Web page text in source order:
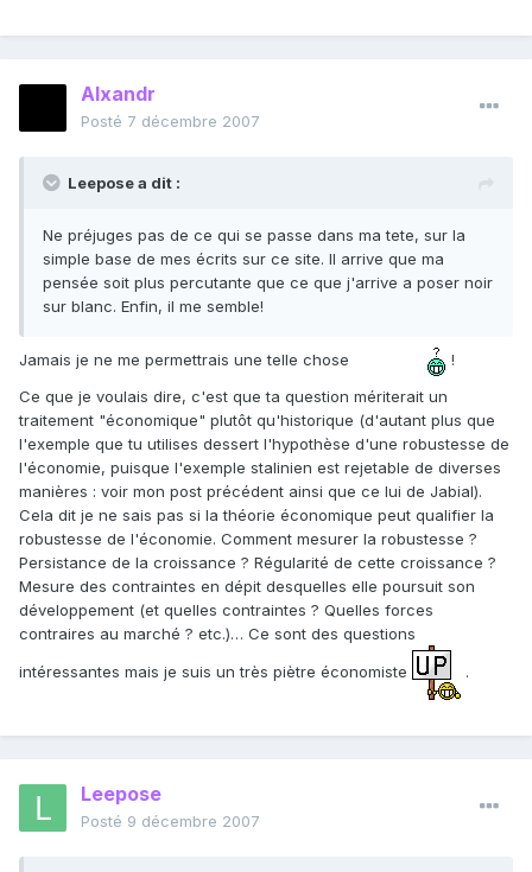
Alxandr
Posté 7 décembre 2007
Leepose a dit :
Ne préjuges pas de ce qui se passe dans ma tete, sur la
simple base de mes écrits sur ce site. Il arrive que ma
pensée soit plus percutante que ce que j'arrive a poser noir
sur blanc. Enfin, il me semble!
Jamais je ne me permettrais une telle chose
!
Ce que je voulais dire, c'est que ta question mériterait un
traitement "économique" plutôt qu'historique (d'autant plus que
l'exemple que tu utilises dessert l'hypothèse d'une robustesse de
l'économie, puisque l'exemple stalinien est rejetable de diverses
manières : voir mon post précédent ainsi que ce lui de Jabial).
Cela dit je ne sais pas si la théorie économique peut qualifier la
robustesse de l'économie. Comment mesurer la robustesse ?
Persistance de la croissance ? Régularité de cette croissance ?
Mesure des contraintes en dépit desquelles elle poursuit son
développement (et quelles contraintes ? Quelles forces
contraires au marché ? etc.)… Ce sont des questions
intéressantes mais je suis un très piètre économiste
.
Leepose
Posté 9 décembre 2007